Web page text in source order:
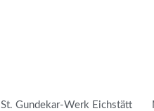
St. Gundekar-Werk Eichstätt